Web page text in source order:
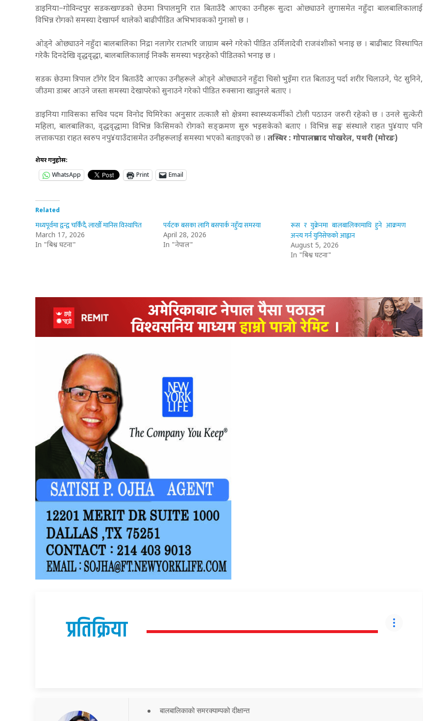
डाइनिया–गोविन्दपुर सडकखण्डको छेउमा त्रिपालमुनि रात बिताउँदै आएका उनीहरू सुत्दा ओछ्याउने लुगासमेत नहुँदा बालबालिकालाई
विभिन्न रोगको समस्या देखापर्न थालेको बाढीपीडित अभिभावकको गुनासो छ ।
ओड्ने ओछ्याउने नहुँदा बालबालिका निद्रा नलागेर रातभरि जाग्राम बस्ने गरेको पीडित उर्मिलादेवी राजवंशीको भनाइ छ । बाढीबाट विस्थापित
गरेकै दिनदेखि वृद्धवृद्धा, बालबालिकालाई निक्कै समस्या भइरहेको पीडितको भनाइ छ ।
सडक छेउमा त्रिपाल टाँगेर दिन बिताउँदै आएका उनीहरूले ओड्ने ओछ्याउने नहुँदा चिसो भुइँमा रात बिताउनु पर्दा शरीर चिलाउने, पेट सुनिने,
जीउमा डाबर आउने जस्ता समस्या देखापरेको सुनाउने गरेको पीडित रुक्साना खातुनले बताए ।
डाइनिया गाविसका सचिव पदम विनोद घिमिरेका अनुसार तत्कालै सो क्षेत्रमा स्वास्थ्यकर्मीको टोली पठाउन जरुरी रहेको छ । उनले सुत्केरी
महिला, बालबालिका, वृद्धवृद्धामा विभिन्न किसिमको रोगको सङ्क्रमण सुरु भइसकेको बताए । विभिन्न सङ्घ संस्थाले राहत पु¥याए पनि
लत्ताकपडा राहत स्वरुप नपु¥याउँदासमेत उनीहरूलाई समस्या भएको बताइएको छ । तस्बिर : गोपालप्रसाद पोखरेल, पथरी (मोरङ)
शेयर गर्नुहोस:
WhatsApp
Print Email
Related
मध्यपूर्वमा द्वन्द्व चर्किँदै, लाखौँ मानिस विस्थापित
March 17, 2026
In "बिश्व घटना"
पर्यटक बसका लागि बसपार्क नहुँदा समस्या
April 28, 2026
In "नेपाल"
रूस र युक्रेनमा बालबालिकामाथि हुने आक्रमण
अन्त्य गर्न युनिसेफको आह्वान
August 5, 2026
In "बिश्व घटना"
प्रतिक्रिया
बालबालिकाको समरक्याम्पको दीक्षान्त